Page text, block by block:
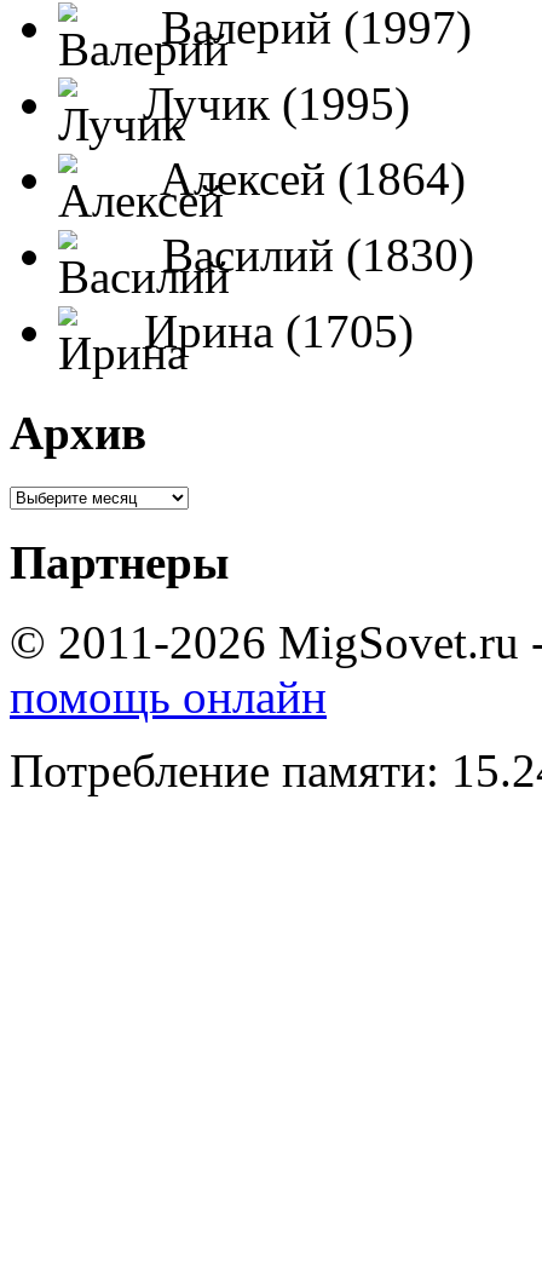
Валерий (1997)
Лучик (1995)
Алексей (1864)
Василий (1830)
Ирина (1705)
Архив
Партнеры
© 2011-2026 MigSovet.ru
помощь онлайн
Потребление памяти: